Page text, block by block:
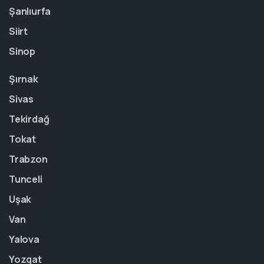
Şanlıurfa
Siirt
Sinop
Şırnak
Sivas
Tekirdağ
Tokat
Trabzon
Tunceli
Uşak
Van
Yalova
Yozgat